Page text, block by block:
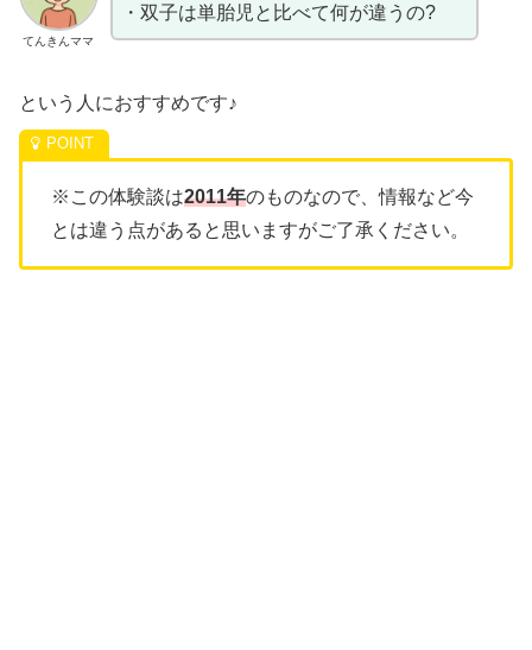
てんきんママ
・双子は単胎児と比べて何が違うの?
という人におすすめです♪
※この体験談は2011年のものなので、情報など今
とは違う点があると思いますがご了承ください。